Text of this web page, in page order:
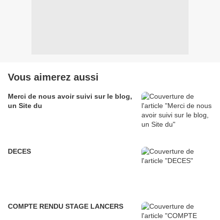
Vous aimerez aussi
Merci de nous avoir suivi sur le blog,
un Site du
DECES
COMPTE RENDU STAGE LANCERS